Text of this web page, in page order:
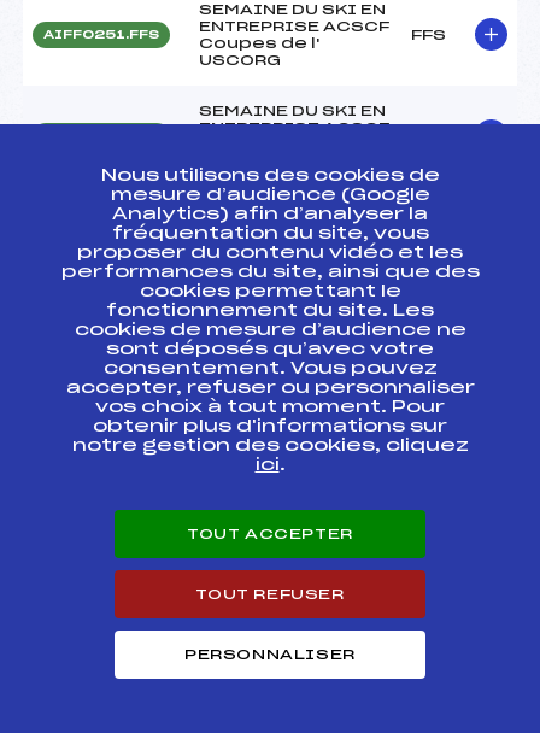
AIFF0251.FFS
SEMAINE DU SKI EN
ENTREPRISE ACSCF
Coupes de l'
USCORG
FFS
SEMAINE DU SKI EN
ENTREPRISE ACSCF
AIFF0221.FFS
SEMAINE DU SKI EN
ENTREPRISE ACSCF
Challenge
Christophe REYNAL
FFS
AIFF0044.FFS
25ème Trophée du
METRO
AIFF0042.FFS
25ème Trophée du
METRO
FFS
AIFF0041.FFS
25ème Trophée du
METRO
FFS
JEAN LAVIGNE –
15EME CHALLENGE
JEAN LAVIGNE –
Nous utilisons des cookies de
mesure d’audience (Google
Analytics) afin d’analyser la
fréquentation du site, vous
proposer du contenu vidéo et les
performances du site, ainsi que des
cookies permettant le
fonctionnement du site. Les
cookies de mesure d’audience ne
sont déposés qu’avec votre
consentement. Vous pouvez
accepter, refuser ou personnaliser
vos choix à tout moment. Pour
obtenir plus d'informations sur
notre gestion des cookies, cliquez
ici.
TOUT ACCEPTER
TOUT REFUSER
PERSONNALISER